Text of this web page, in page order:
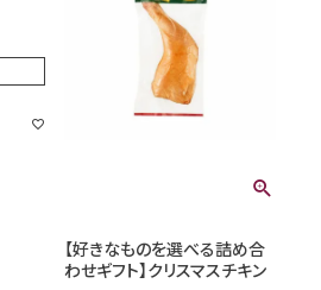
【好きなものを選べる詰め合
わせギフト】クリスマスチキン